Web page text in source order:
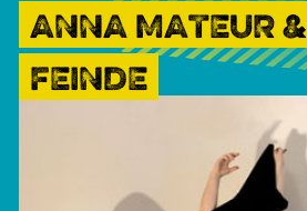
ANNA MATEUR &
FEINDE